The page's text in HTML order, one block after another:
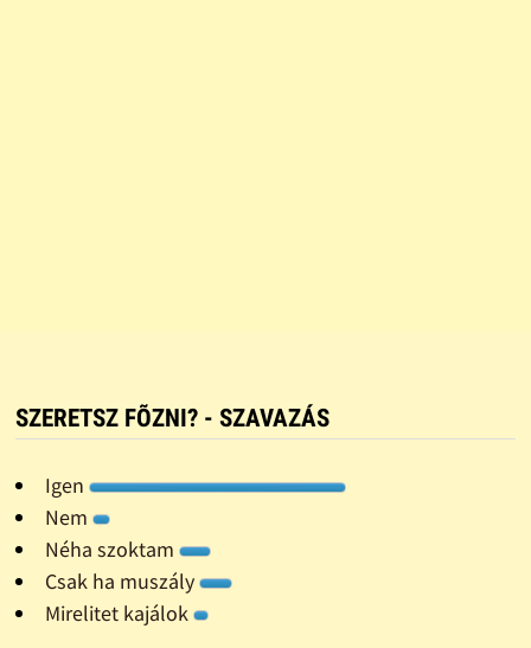
SZERETSZ FÕZNI? - SZAVAZÁS
Igen
Nem
Néha szoktam
Csak ha muszály
Mirelitet kajálok